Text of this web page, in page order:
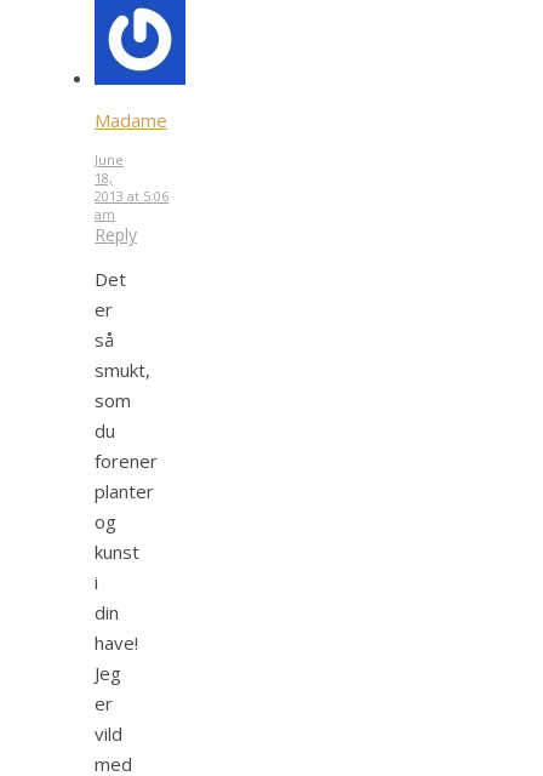
Madame
June
18,
2013 at 5:06
am
Reply
Det
er
så
smukt,
som
du
forener
planter
og
kunst
i
din
have!
Jeg
er
vild
med